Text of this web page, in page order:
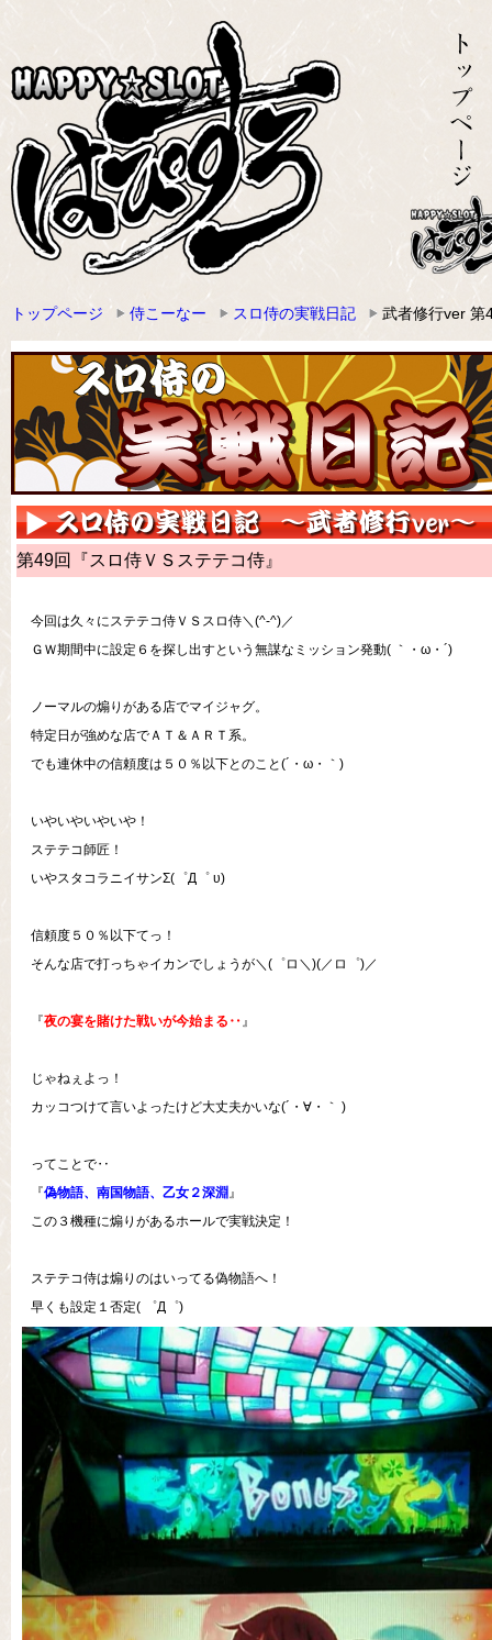
トップページ 侍こーなー スロ侍の実戦日記 武者修行ver 第
第49回『スロ侍ＶＳステテコ侍』
今回は久々にステテコ侍ＶＳスロ侍＼(^-^)／
ＧＷ期間中に設定６を探し出すという無謀なミッション発動( ｀・ω・´)
ノーマルの煽りがある店でマイジャグ。
特定日が強めな店でＡＴ＆ＡＲＴ系。
でも連休中の信頼度は５０％以下とのこと(´・ω・｀)
いやいやいやいや！
ステテコ師匠！
いやスタコラニイサンΣ(゜Д゜ υ)
信頼度５０％以下てっ！
そんな店で打っちゃイカンでしょうが＼(゜ロ＼)(／ロ゜)／
『夜の宴を賭けた戦いが今始まる‥』
じゃねぇよっ！
カッコつけて言いよったけど大丈夫かいな(´・∀・｀ )
ってことで‥
『偽物語、南国物語、乙女２深淵』
この３機種に煽りがあるホールで実戦決定！
ステテコ侍は煽りのはいってる偽物語へ！
早くも設定１否定( ゜Д゜)